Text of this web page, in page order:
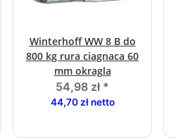
Winterhoff WW 8 B do
800 kg rura ciagnaca 60
mm okragla
54,98 zł *
44,70 zł netto